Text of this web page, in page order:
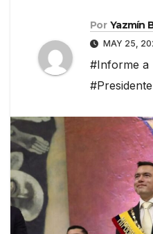
Por Yazmín
MAY 25,
#Informe a